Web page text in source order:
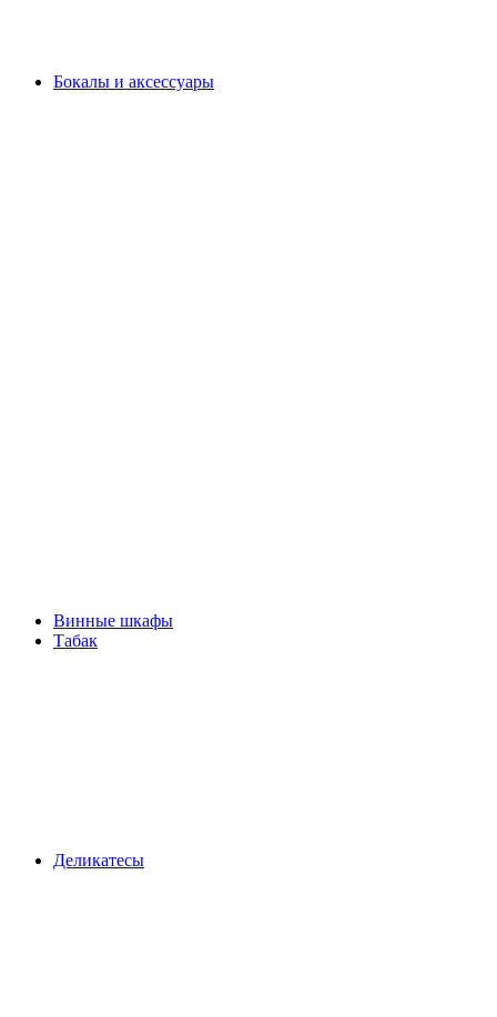
Бокалы и аксессуары
Винные шкафы
Табак
Деликатесы